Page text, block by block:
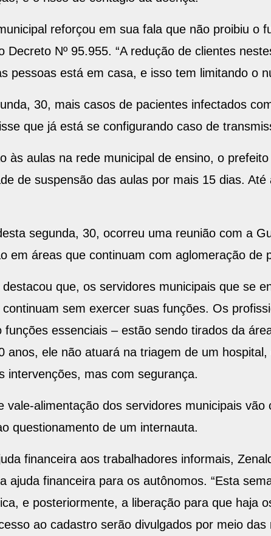
reforçou em sua fala que não proibiu o
Decreto Nº 95.955. “A redução de clientes
pessoas está em casa, e isso tem limitando o
30, mais casos de pacientes infectados
que já está se configurando caso de
às aulas na rede municipal de ensino, o
de suspensão das aulas por mais 15 dias.
segunda, 30, ocorreu uma reunião com a
em áreas que continuam com aglomeração de
que, os servidores municipais que se
continuam sem exercer suas funções. Os
funções essenciais – estão sendo tirados da
anos, ele não atuará na triagem de um
intervenções, mas com segurança.
vale-alimentação dos servidores municipais
questionamento de um internauta.
financeira aos trabalhadores informais,
ajuda financeira para os autônomos. “Esta
e posteriormente, a liberação para que haja
ao cadastro serão divulgados por meio